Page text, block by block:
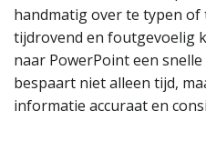
handmatig over te typen
tijdrovend en foutgevoelig
naar PowerPoint een
bespaart niet alleen tijd,
informatie accuraat en